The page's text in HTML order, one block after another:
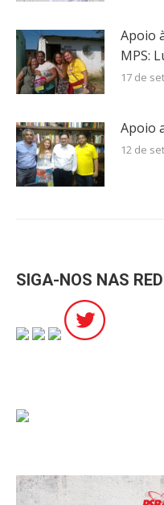
Apoio
MPS:
17 de
Apoio
12 de
SIGA-NOS NAS